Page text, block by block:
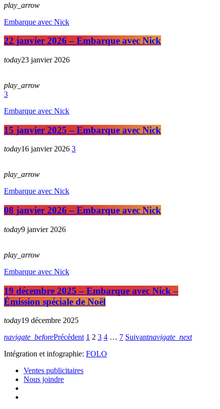
play_arrow
Embarque avec Nick
22 janvier 2026 – Embarque avec Nick
today23 janvier 2026
play_arrow
3
Embarque avec Nick
15 janvier 2025 – Embarque avec Nick
today16 janvier 2026 3
play_arrow
Embarque avec Nick
08 janvier 2026 – Embarque avec Nick
today9 janvier 2026
play_arrow
Embarque avec Nick
19 décembre 2025 – Embarque avec Nick –
Émission spéciale de Noël
today19 décembre 2025
navigate_beforePrécédent 1 2 3 4 … 7 Suivantnavigate_next
Intégration et infographie: FOLO
Ventes publicitaires
Nous joindre